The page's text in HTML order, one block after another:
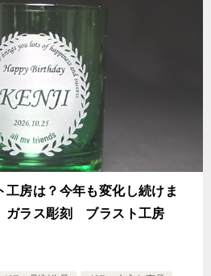
工房は？今年も変化し続けま
ラス彫刻 ブラスト工房